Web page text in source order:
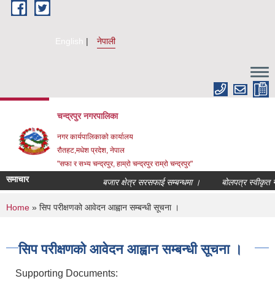
Skip to main content
English नेपाली
चन्द्रपुर नगरपालिका
नगर कार्यपालिकाको कार्यालय
रौतहट,मधेश प्रदेश, नेपाल
"सफा र सभ्य चन्द्रपुर, हाम्रो चन्द्रपुर राम्रो चन्द्रपुर"
समाचार बजार क्षेत्र सरसफाई सम्बन्धमा । बोलपत्र स्वीकृत
You are here
Home » सिप परीक्षणको आवेदन आह्वान सम्बन्धी सूचना ।
सिप परीक्षणको आवेदन आह्वान सम्बन्धी सूचना ।
Supporting Documents: